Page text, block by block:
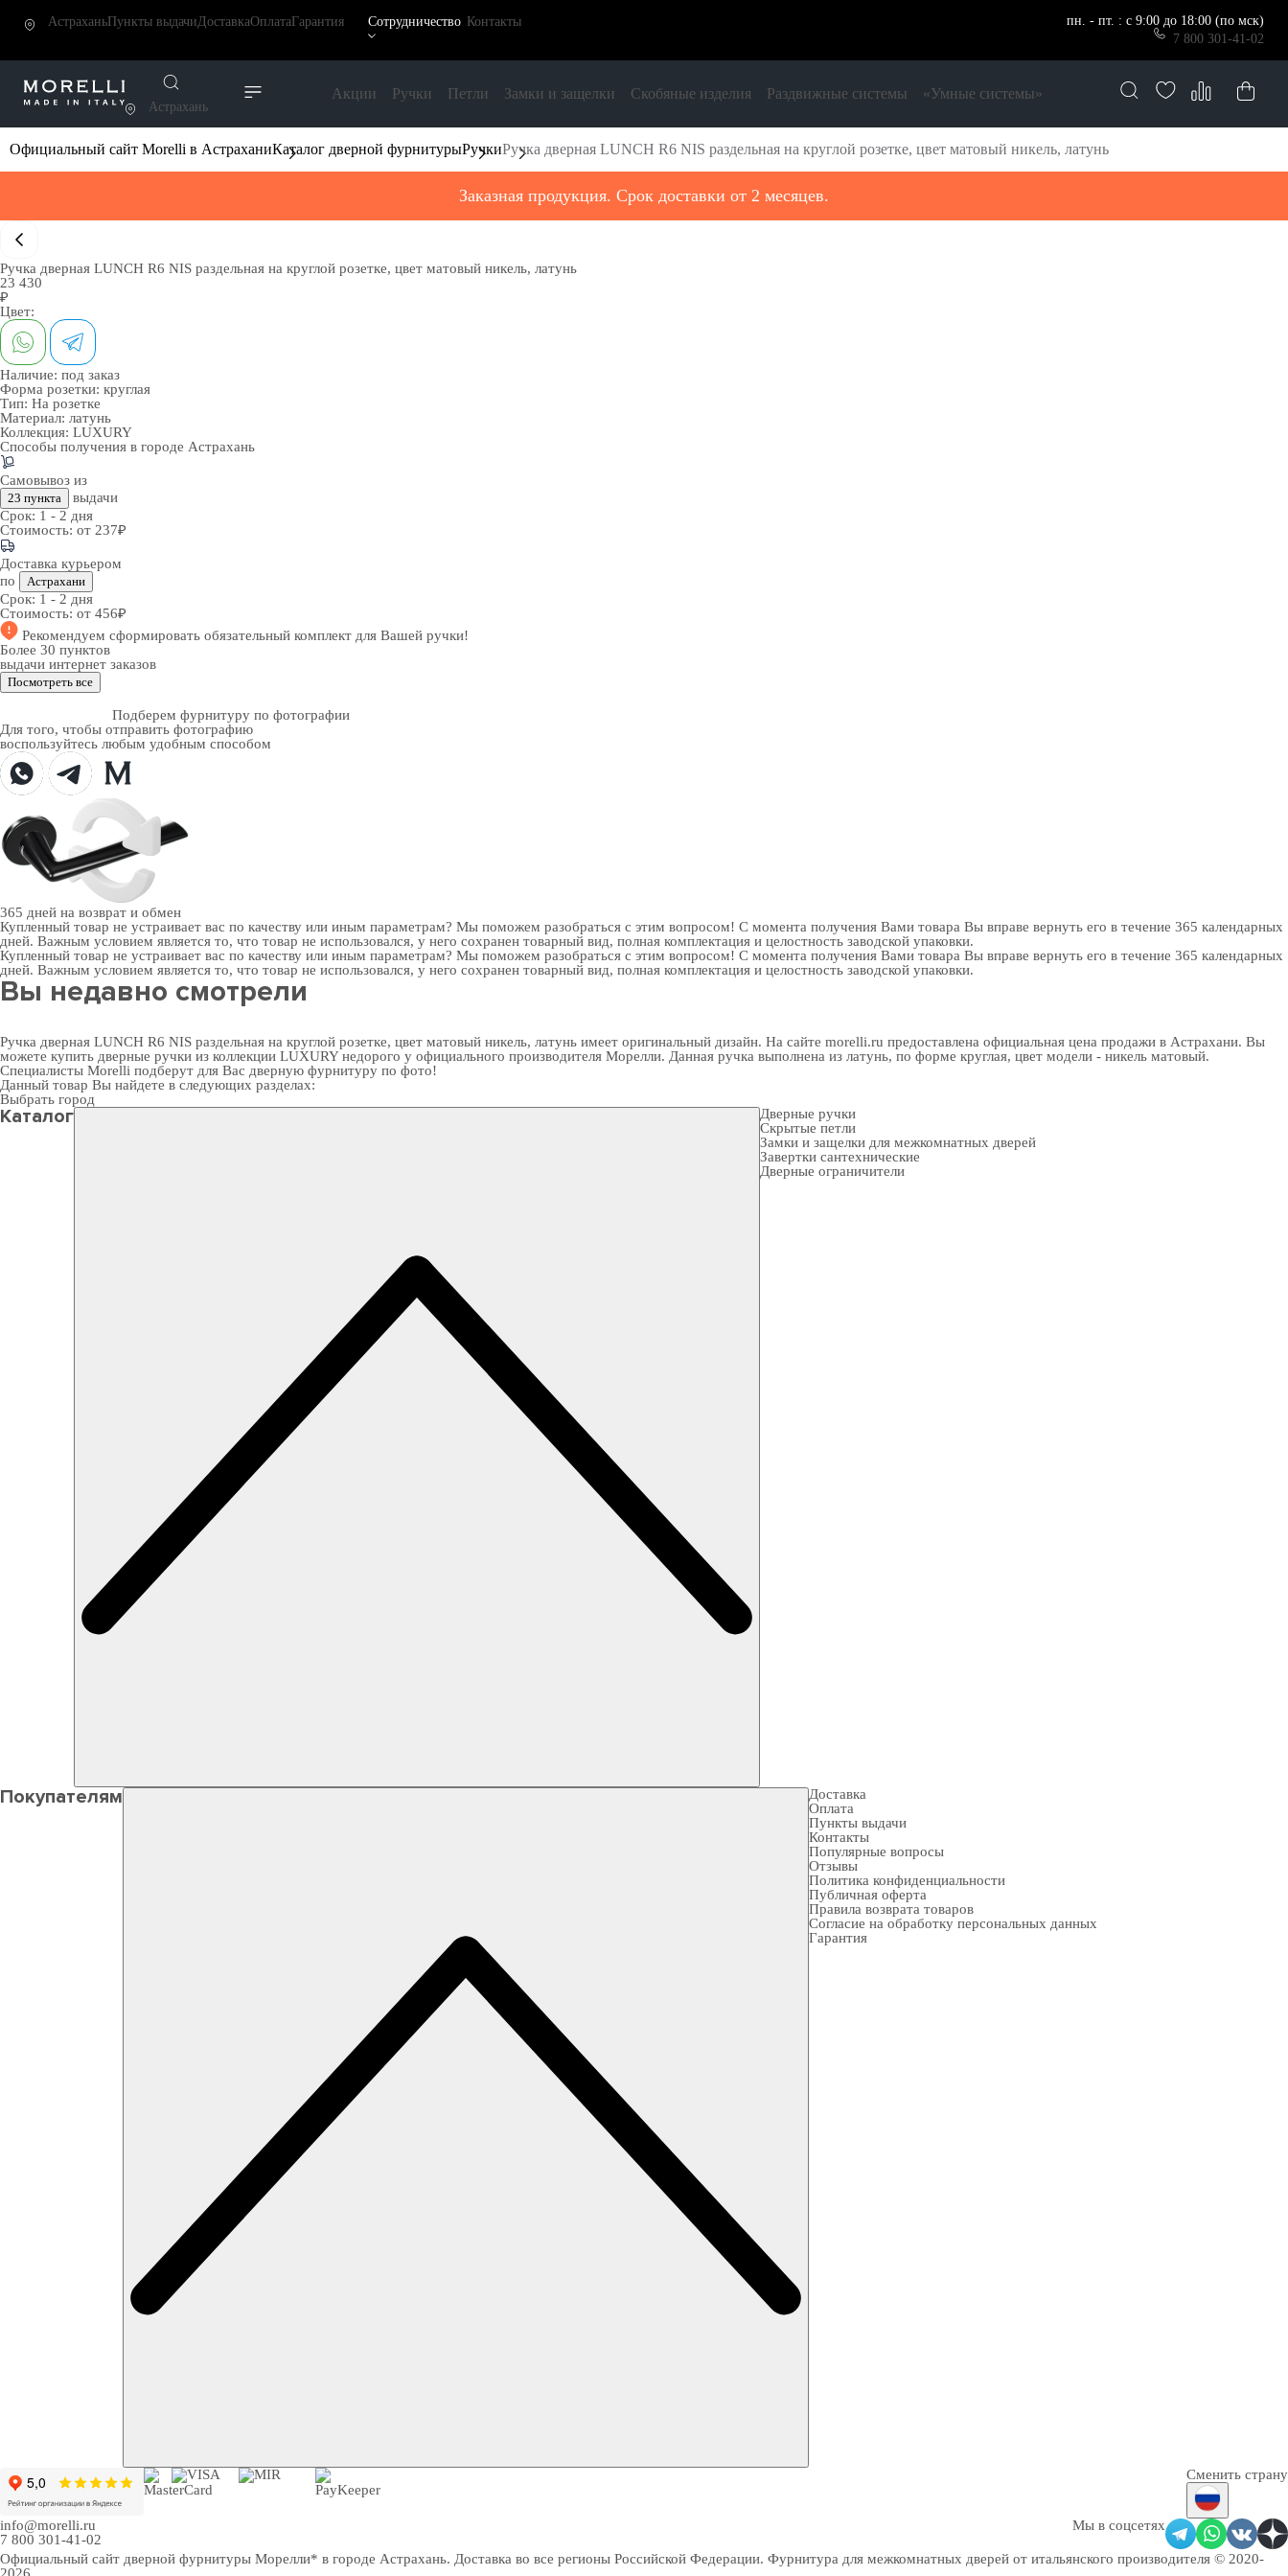
АстраханьПункты выдачиДоставкаОплатаГарантия Сотрудничество Контакты
пн. - пт. : с 9:00 до 18:00 (по мск)
7 800 301-41-02
Астрахань
Акции Ручки Петли Замки и защелки Скобяные изделия Раздвижные системы «Умные системы»
Официальный сайт Morelli в АстраханиКаталог дверной фурнитурыРучкиРучка дверная LUNCH R6 NIS раздельная на круглой розетке, цвет матовый никель, латунь
Заказная продукция. Срок доставки от 2 месяцев.
Ручка дверная LUNCH R6 NIS раздельная на круглой розетке, цвет матовый никель, латунь
23 430
₽
Цвет:
Наличие: под заказ
Форма розетки: круглая
Тип: На розетке
Материал: латунь
Коллекция: LUXURY
Способы получения в городе Астрахань
Самовывоз из
23 пункта
выдачи
Срок: 1 - 2 дня
Стоимость: от 237₽
Доставка курьером
по
Астрахани
Срок: 1 - 2 дня
Стоимость: от 456₽
Рекомендуем сформировать обязательный комплект для Вашей ручки!
Более 30 пунктов
выдачи интернет заказов
Посмотреть все
Подберем фурнитуру по фотографии
Для того, чтобы отправить фотографию
воспользуйтесь любым удобным способом
365 дней на возврат и обмен
Купленный товар не устраивает вас по качеству или иным параметрам? Мы поможем разобраться с этим вопросом! С момента получения Вами товара Вы вправе вернуть его в течение 365 календарных
дней. Важным условием является то, что товар не использовался, у него сохранен товарный вид, полная комплектация и целостность заводской упаковки.
Купленный товар не устраивает вас по качеству или иным параметрам? Мы поможем разобраться с этим вопросом! С момента получения Вами товара Вы вправе вернуть его в течение 365 календарных
дней. Важным условием является то, что товар не использовался, у него сохранен товарный вид, полная комплектация и целостность заводской упаковки.
Вы недавно смотрели
Ручка дверная LUNCH R6 NIS раздельная на круглой розетке, цвет матовый никель, латунь имеет оригинальный дизайн. На сайте morelli.ru предоставлена официальная цена продажи в Астрахани. Вы
можете купить дверные ручки из коллекции LUXURY недорого у официального производителя Морелли. Данная ручка выполнена из латунь, по форме круглая, цвет модели - никель матовый.
Специалисты Morelli подберут для Вас дверную фурнитуру по фото!
Данный товар Вы найдете в следующих разделах:
Выбрать город
Каталог
Дверные ручки
Скрытые петли
Замки и защелки для межкомнатных дверей
Завертки сантехнические
Дверные ограничители
Покупателям
Доставка
Оплата
Пункты выдачи
Контакты
Популярные вопросы
Отзывы
Политика конфиденциальности
Публичная оферта
Правила возврата товаров
Согласие на обработку персональных данных
Гарантия
Сменить страну
info@morelli.ru
7 800 301-41-02
Мы в соцсетях
Официальный сайт дверной фурнитуры Морелли* в городе Астрахань. Доставка во все регионы Российской Федерации. Фурнитура для межкомнатных дверей от итальянского производителя © 2020-